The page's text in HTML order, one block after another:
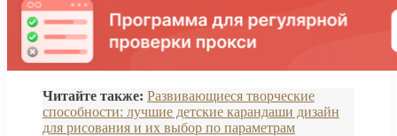
Читайте также: Развивающиеся творческие
способности: лучшие детские карандаши дизайн
для рисования и их выбор по параметрам